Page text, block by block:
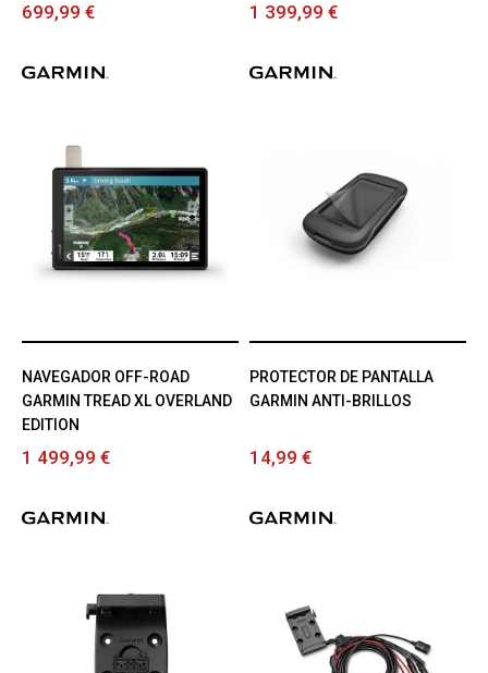
699,99 € 1 399,99 €
NAVEGADOR OFF-ROAD
GARMIN TREAD XL OVERLAND
EDITION
1 499,99 €
PROTECTOR DE PANTALLA
GARMIN ANTI-BRILLOS
14,99 €